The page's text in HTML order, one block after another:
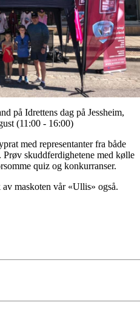
på Idrettens dag på Jessheim,
(11:00 - 16:00)
med representanter fra både
skuddferdighetene med kølle
quiz og konkurranser.
maskoten vår «Ullis» også.